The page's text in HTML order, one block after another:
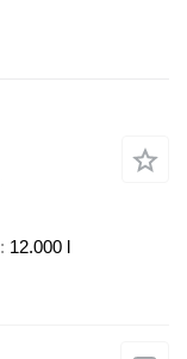
12.000 l